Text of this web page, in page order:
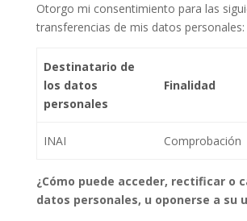
Otorgo mi consentimiento para las
transferencias de mis datos personales:
Destinatario de
los datos
personales
Finalidad
INAI Comprobación
¿Cómo puede acceder, rectificar o
datos personales, u oponerse a su